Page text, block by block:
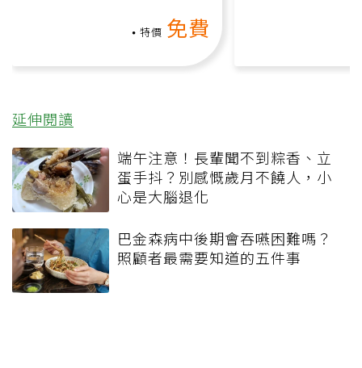
特價 免費
延伸閱讀
端午注意！長輩聞不到粽香、立
蛋手抖？別感慨歲月不饒人，小
心是大腦退化
巴金森病中後期會吞嚥困難嗎？
照顧者最需要知道的五件事